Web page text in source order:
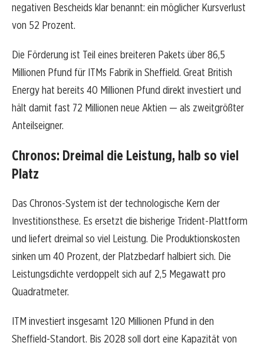
negativen Bescheids klar benannt: ein möglicher Kursverlust
von 52 Prozent.
Die Förderung ist Teil eines breiteren Pakets über 86,5
Millionen Pfund für ITMs Fabrik in Sheffield. Great British
Energy hat bereits 40 Millionen Pfund direkt investiert und
hält damit fast 72 Millionen neue Aktien — als zweitgrößter
Anteilseigner.
Chronos: Dreimal die Leistung, halb so viel
Platz
Das Chronos-System ist der technologische Kern der
Investitionsthese. Es ersetzt die bisherige Trident-Plattform
und liefert dreimal so viel Leistung. Die Produktionskosten
sinken um 40 Prozent, der Platzbedarf halbiert sich. Die
Leistungsdichte verdoppelt sich auf 2,5 Megawatt pro
Quadratmeter.
ITM investiert insgesamt 120 Millionen Pfund in den
Sheffield-Standort. Bis 2028 soll dort eine Kapazität von